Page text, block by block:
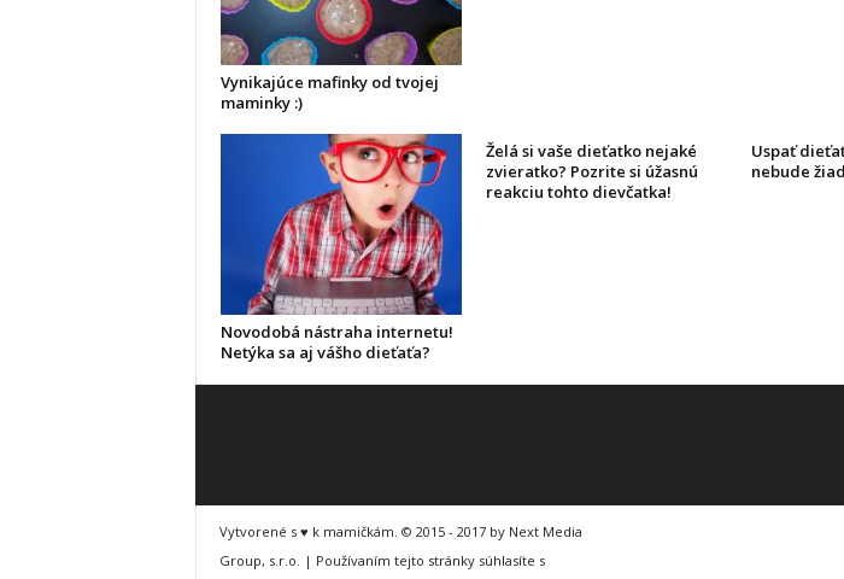
Vynikajúce mafinky od tvojej
maminky :)
Novodobá nástraha internetu!
Netýka sa aj vášho dieťaťa?
Želá si vaše dieťatko nejaké
zvieratko? Pozrite si úžasnú
reakciu tohto dievčatka!
Uspať
nebude
Vytvorené s ♥ k mamičkám. © 2015 - 2017 by Next Media
Group, s.r.o. | Používaním tejto stránky súhlasíte s